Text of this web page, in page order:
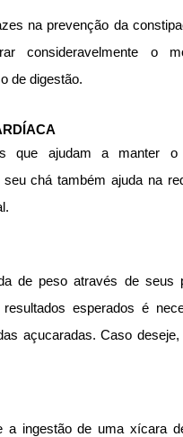
na prevenção da
consideravelmente o
de digestão.
que ajudam a manter o
chá também ajuda na
de peso através de seus
esperados é
açucaradas. Caso deseje,
a ingestão de uma xícara